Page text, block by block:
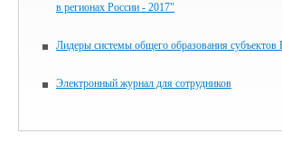
в регионах России - 2017"
Лидеры системы общего образования
Электронный журнал для сотрудников